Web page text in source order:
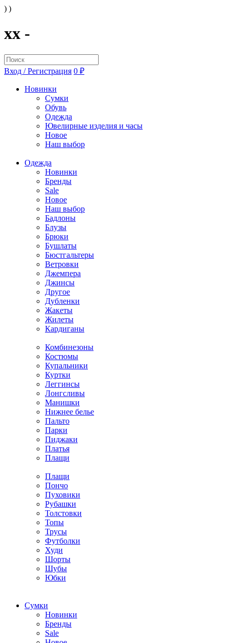
) )
xx -
Вход / Регистрация 0 ₽
Новинки
Сумки
Обувь
Одежда
Ювелирные изделия и часы
Новое
Наш выбор
Одежда
Новинки
Бренды
Sale
Новое
Наш выбор
Бадлоны
Блузы
Брюки
Бушлаты
Бюстгальтеры
Ветровки
Джемпера
Джинсы
Другое
Дубленки
Жакеты
Жилеты
Кардиганы
Комбинезоны
Костюмы
Купальники
Куртки
Леггинсы
Лонгсливы
Манишки
Нижнее белье
Пальто
Парки
Пиджаки
Платья
Плащи
Плащи
Пончо
Пуховики
Рубашки
Толстовки
Топы
Трусы
Футболки
Худи
Шорты
Шубы
Юбки
Cумки
Новинки
Бренды
Sale